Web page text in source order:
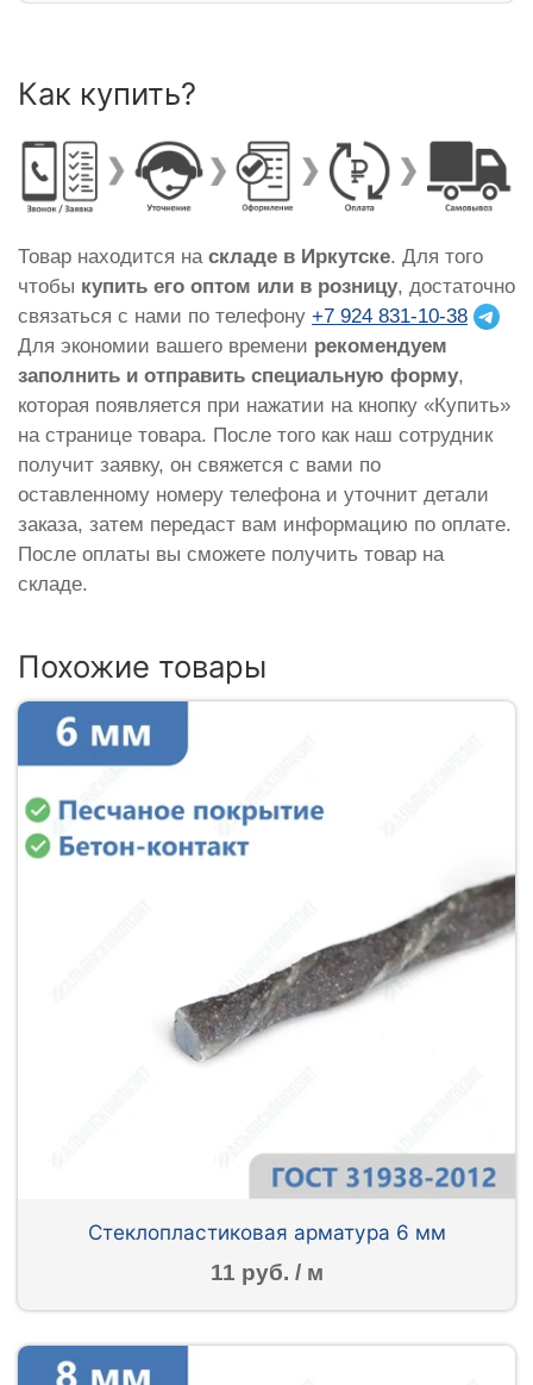
Как купить?
Товар находится на складе в Иркутске. Для того
чтобы купить его оптом или в розницу, достаточно
связаться с нами по телефону +7 924 831-10-38
Для экономии вашего времени рекомендуем
заполнить и отправить специальную форму,
которая появляется при нажатии на кнопку «Купить»
на странице товара. После того как наш сотрудник
получит заявку, он свяжется с вами по
оставленному номеру телефона и уточнит детали
заказа, затем передаст вам информацию по оплате.
После оплаты вы сможете получить товар на
складе.
Похожие товары
Стеклопластиковая арматура 6 мм
11 руб. / м